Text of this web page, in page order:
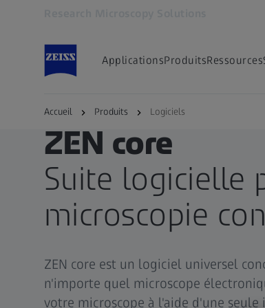
ApplicationsProduitsRessources
Accueil Produits Logiciels
LOGICIEL
ZEN core
Suite logicielle
microscopie
ZEN core est un logiciel universel
n'importe quel microscope
votre microscope à l'aide d'une